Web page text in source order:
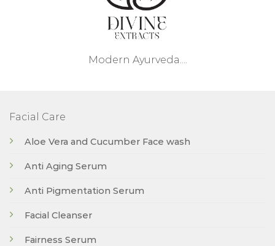
Modern Ayurveda....
Facial Care
Aloe Vera and Cucumber Face wash
Anti Aging Serum
Anti Pigmentation Serum
Facial Cleanser
Fairness Serum